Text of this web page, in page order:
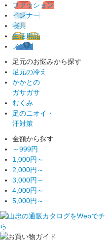
ファッション
インナー
寝具
生活用品
メンズ
足元のお悩みから探す
足元の冷え
かかとの
ガサガサ
むくみ
足のニオイ・
汗対策
金額から探す
～999円
1,000円～
2,000円～
3,000円～
4,000円～
5,000円～